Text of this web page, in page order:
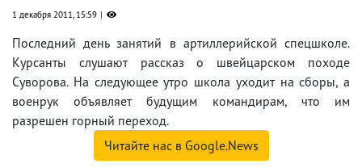
1 декабря 2011, 15:59
Последний день занятий в артиллерийской спецшколе.
Курсанты слушают рассказ о швейцарском походе
Суворова. На следующее утро школа уходит на сборы, а
военрук объявляет будущим командирам, что им
разрешен горный переход.
Читайте нас в Google.News